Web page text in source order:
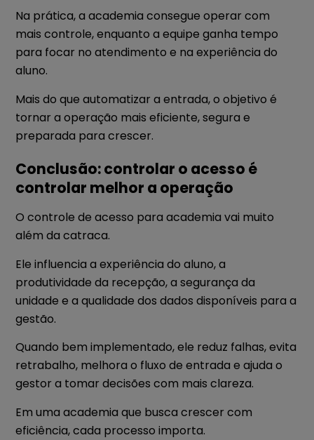
Na prática, a academia consegue operar com
mais controle, enquanto a equipe ganha tempo
para focar no atendimento e na experiência do
aluno.
Mais do que automatizar a entrada, o objetivo é
tornar a operação mais eficiente, segura e
preparada para crescer.
Conclusão: controlar o acesso é
controlar melhor a operação
O controle de acesso para academia vai muito
além da catraca.
Ele influencia a experiência do aluno, a
produtividade da recepção, a segurança da
unidade e a qualidade dos dados disponíveis para a
gestão.
Quando bem implementado, ele reduz falhas, evita
retrabalho, melhora o fluxo de entrada e ajuda o
gestor a tomar decisões com mais clareza.
Em uma academia que busca crescer com
eficiência, cada processo importa.